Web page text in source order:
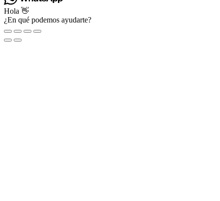
Hola 👋
¿En qué podemos ayudarte?